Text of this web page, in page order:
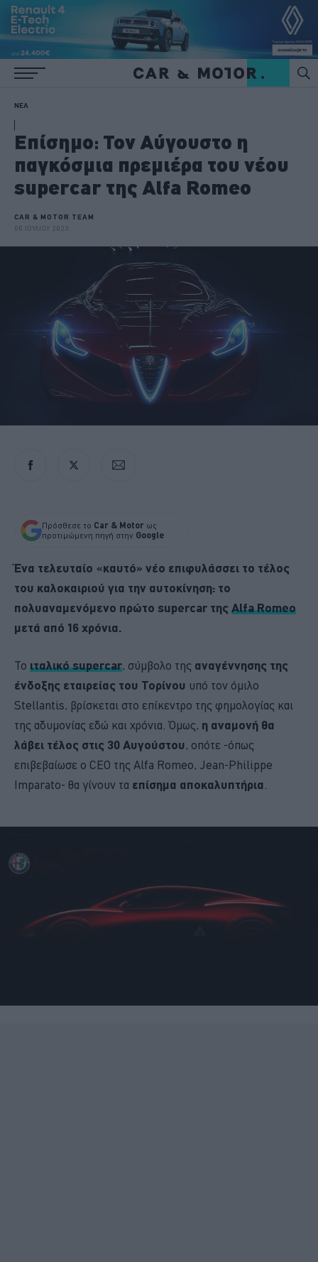
ΝΕΑ
Επίσημο: Τον Αύγουστο η
παγκόσμια πρεμιέρα του νέου
supercar της Alfa Romeo
CAR & MOTOR TEAM
06 ΙΟΥΛΙΟΥ 2023
Πρόσθεσε το Car & Motor ως
προτιμώμενη πηγή στην Google
Ένα τελευταίο «καυτό» νέο επιφυλάσσει το τέλος
του καλοκαιριού για την αυτοκίνηση: το
πολυαναμενόμενο πρώτο supercar της Alfa Romeo
μετά από 16 χρόνια.
Το ιταλικό supercar, σύμβολο της αναγέννησης της
ένδοξης εταιρείας του Τορίνου υπό τον όμιλο
Stellantis, βρίσκεται στο επίκεντρο της φημολογίας και
της αδυμονίας εδώ και χρόνια. Όμως, η αναμονή θα
λάβει τέλος στις 30 Αυγούστου, οπότε -όπως
επιβεβαίωσε ο CEO της Alfa Romeo, Jean-Philippe
Imparato- θα γίνουν τα επίσημα αποκαλυπτήρια